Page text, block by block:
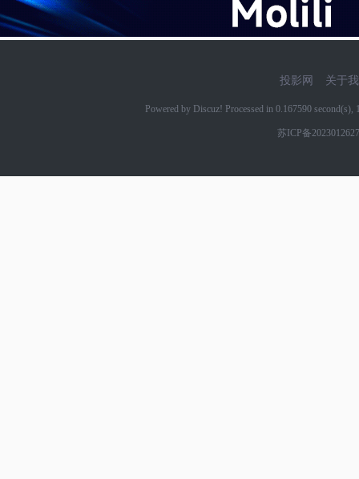
投影网 关于
Powered by Discuz! Processed in 0.167590
苏ICP备